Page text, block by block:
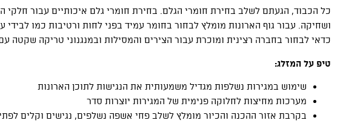
כל הכבוד, הגעתם לשלב בחירת חומרי הגלם. בחירת חומרי גלם איכותיים עבור חלקי
ושחיקה. עבור גוף הארונות מומלץ לבחור בחומר עמיד בפני לחות ורטיבות כמו לבידי
כדאי לבחור בחברה רצינית ומוכרת עבור הצירים והמסילות ובמנגנוני טריקה שקטה
טיפ על המזלג:
שימוש במגירות נשלפות מגדיל משמעותית את הנגישות לתוכן הארונות
מערכות מחיצות לחלוקה פנימית של המגירות יוצרות סדר
בקרבת אזור ההכנה והכיור מומלץ לשלב פחי אשפה נשלפים, נגישים וקלים